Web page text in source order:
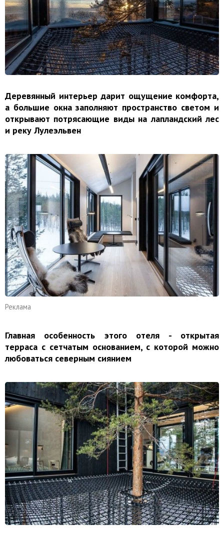
Деревянный интерьер дарит ощущение комфорта,
а большие окна заполняют пространство светом и
открывают потрясающие виды на лапландский лес
и реку Лулеэльвен
Реклама
Главная особенность этого отеля - открытая
терраса с сетчатым основанием, с которой можно
любоваться северным сиянием